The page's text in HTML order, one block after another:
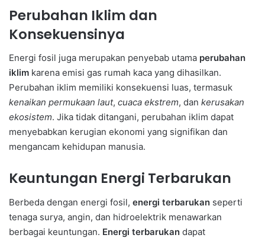
Perubahan Iklim dan
Konsekuensinya
Energi fosil juga merupakan penyebab utama perubahan
iklim karena emisi gas rumah kaca yang dihasilkan.
Perubahan iklim memiliki konsekuensi luas, termasuk
kenaikan permukaan laut, cuaca ekstrem, dan kerusakan
ekosistem. Jika tidak ditangani, perubahan iklim dapat
menyebabkan kerugian ekonomi yang signifikan dan
mengancam kehidupan manusia.
Keuntungan Energi Terbarukan
Berbeda dengan energi fosil, energi terbarukan seperti
tenaga surya, angin, dan hidroelektrik menawarkan
berbagai keuntungan. Energi terbarukan dapat